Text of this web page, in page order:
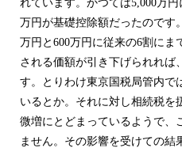
れています。かつては5,000万
万円が基礎控除額だったのです
万円と600万円に従来の6割に
される価額が引き下げられれば
す。とりわけ東京国税局管内で
いるとか。それに対し相続税を
微増にとどまっているようで、
ません。その影響を受けての結